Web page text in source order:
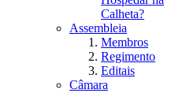
Calheta?
Assembleia
Membros
Regimento
Editais
Câmara